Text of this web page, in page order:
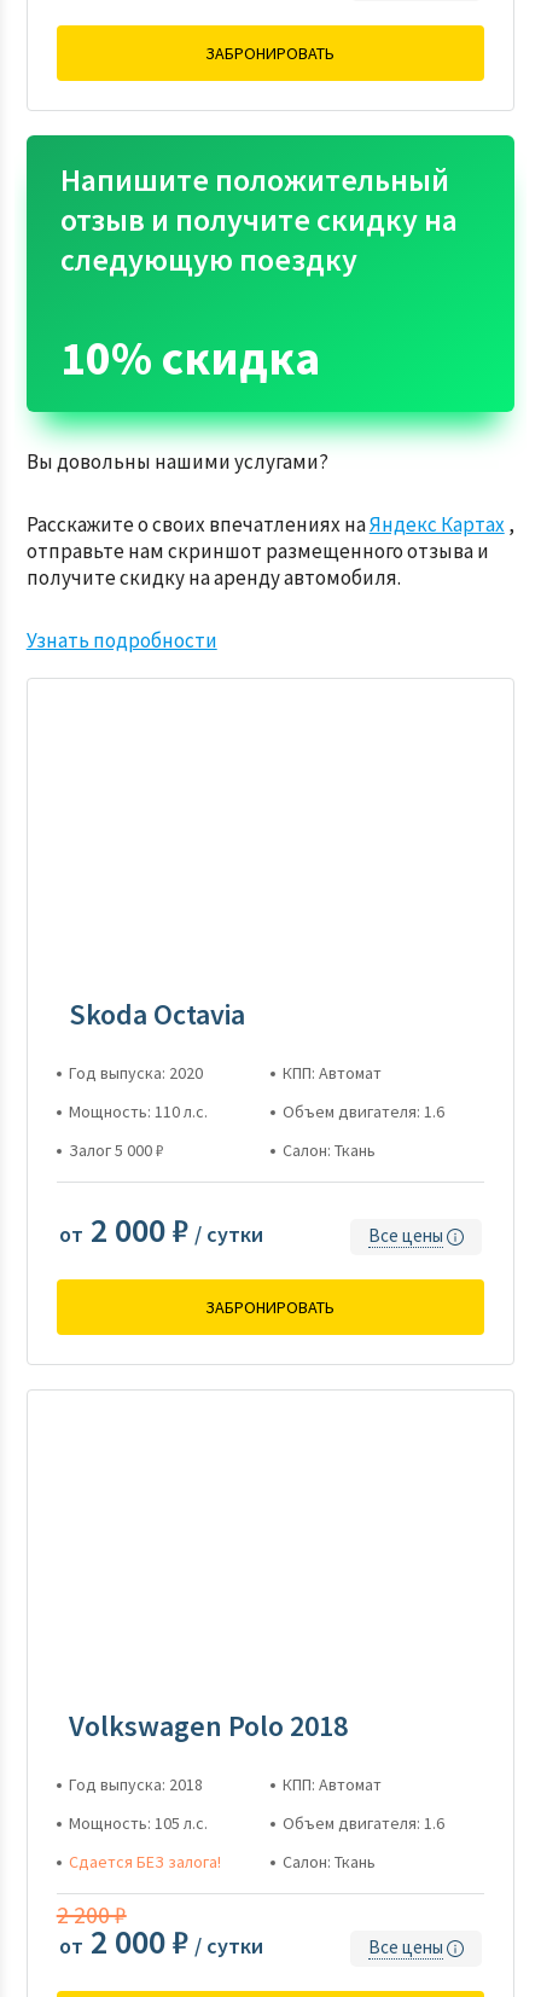
ЗАБРОНИРОВАТЬ
Напишите положительный
отзыв и получите скидку на
следующую поездку
10% скидка
Вы довольны нашими услугами?
Расскажите о своих впечатлениях наЯндекс Картах,
отправьте нам скриншот размещенного отзыва и
получите скидку на аренду автомобиля.
Узнать подробности
Skoda Octavia
Год выпуска: 2020
КПП: Автомат
Мощность: 110 л.с.
Объем двигателя: 1.6
Залог 5 000 ₽
Салон: Ткань
от 2 000 ₽ / сутки Все цены
ЗАБРОНИРОВАТЬ
Volkswagen Polo 2018
Год выпуска: 2018
КПП: Автомат
Мощность: 105 л.с.
Объем двигателя: 1.6
Сдается БЕЗ залога!
Салон: Ткань
2 200 ₽
от 2 000 ₽ / сутки Все цены